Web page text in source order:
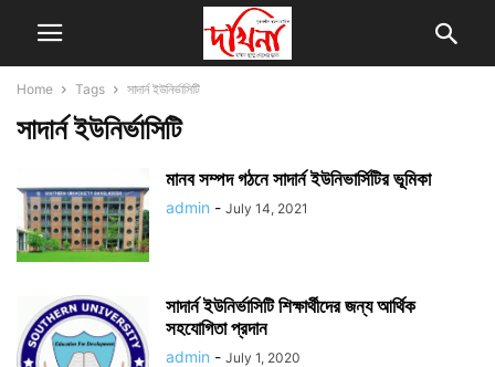
Home Tags সাদার্ন ইউনির্ভাসিটি
সাদার্ন ইউনির্ভাসিটি
মানব সম্পদ গঠনে সাদার্ন ইউনিভার্সিটির ভূমিকা
admin - July 14, 2021
সাদার্ন ইউনির্ভাসিটি শিক্ষার্থীদের জন্য আর্থিক
সহযোগিতা প্রদান
admin - July 1, 2020